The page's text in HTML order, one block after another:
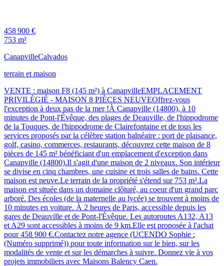
458 900 €
753 m²
CanapvilleCalvados
terrain et maison
VENTE : maison F8 (145 m²) à CanapvilleEMPLACEMENT
PRIVILÉGIÉ - MAISON 8 PIÈCES NEUVEOffrez-vous
l'exception à deux pas de la mer !À Canapville (14800), à 10
minutes de Pont-l'Évêque, des plages de Deauville, de l'hippodrome
de la Touques, de l'hippodrome de Clairefontaine et de tous les
services proposés par la célèbre station balnéaire : port de plaisance,
golf, casino, commerces, restaurants, découvrez cette maison de 8
pièces de 145 m² bénéficiant d'un emplacement d'exception dans
Canapville (14800).Il s'agit d'une maison de 2 niveaux. Son intérieur
se divise en cinq chambres, une cuisine et trois salles de bains. Cette
maison est neuve.Le terrain de la propriété s'étend sur 753 m².La
maison est située dans un domaine clôturé, au coeur d'un grand parc
arboré. Des écoles (de la maternelle au lycée) se trouvent à moins de
10 minutes en voiture. À 2 heures de Paris, accessible depuis les
gares de Deauville et de Pont-l'Évêque. Les autoroutes A132, A13
et A29 sont accessibles à moins de 9 km.Elle est proposée à l'achat
pour 458 900 €.Contactez notre agence (UCENDO Sophie :
(Numéro supprimé)) pour toute information sur le bien, sur les
modalités de vente et sur les démarches à suivre. Donnez vie à vos
projets immobiliers avec Maisons Balency Caen.